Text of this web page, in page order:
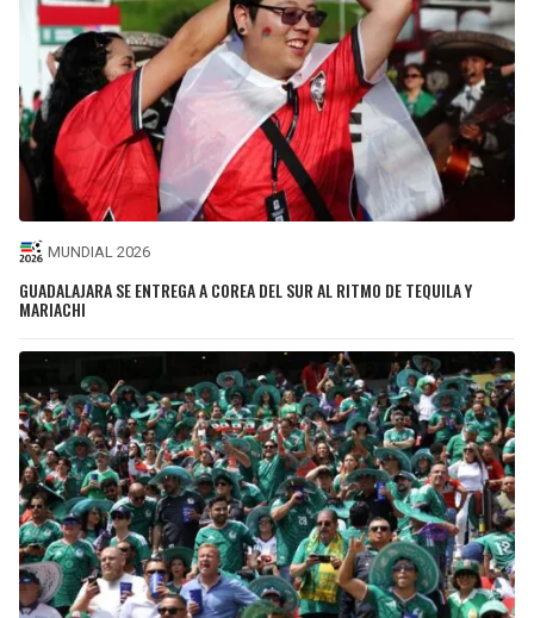
MUNDIAL 2026
GUADALAJARA SE ENTREGA A COREA DEL SUR AL RITMO DE TEQUILA Y
MARIACHI